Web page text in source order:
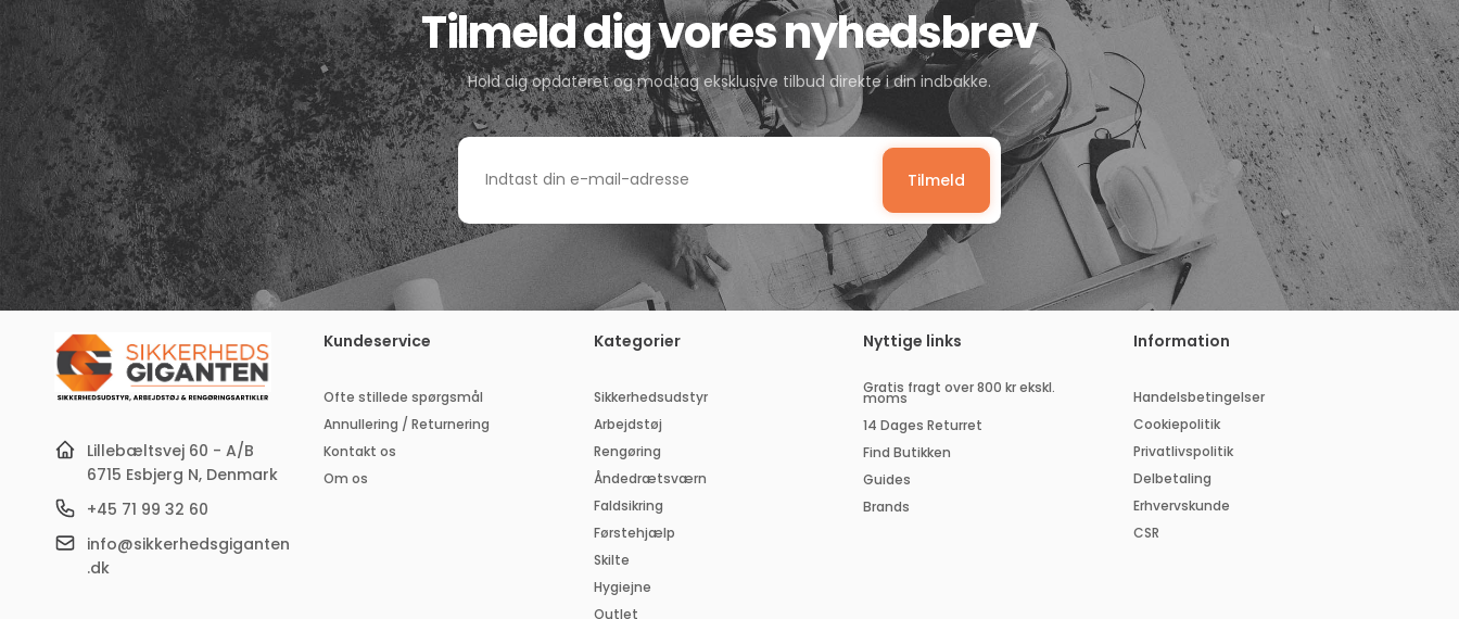
Tilmeld dig vores nyhedsbrev
Hold dig opdateret og modtag eksklusive tilbud direkte i din indbakke.
Indtast
mail-
Tilmeld
Lillebæltsvej 60 - A/B
6715 Esbjerg N, Denmark
+45 71 99 32 60
info@sikkerhedsgiganten
.dk
Kundeservice
Ofte stillede spørgsmål
Annullering / Returnering
Kontakt os
Om os
Kategorier
Sikkerhedsudstyr
Arbejdstøj
Rengøring
Åndedrætsværn
Faldsikring
Førstehjælp
Skilte
Hygiejne
Outlet
Nyttige links
Gratis fragt over 800 kr ekskl.
moms
14 Dages Returret
Find Butikken
Guides
Brands
Information
Handelsbetingelser
Cookiepolitik
Privatlivspolitik
Delbetaling
Erhvervskunde
CSR